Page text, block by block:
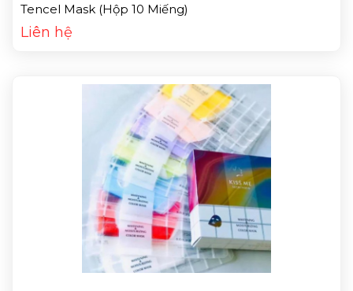
Tencel Mask (Hộp 10 Miếng)
Liên hệ